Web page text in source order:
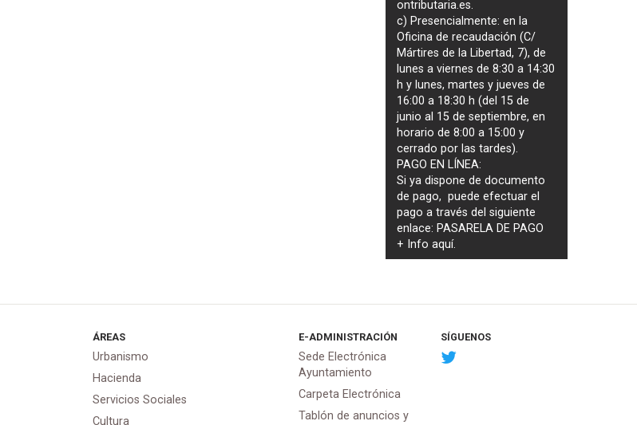
ontributaria.es.
c) Presencialmente: en la
Oficina de recaudación (C/
Mártires de la Libertad, 7), de
lunes a viernes de 8:30 a 14:30
h y lunes, martes y jueves de
16:00 a 18:30 h (del 15 de
junio al 15 de septiembre, en
horario de 8:00 a 15:00 y
cerrado por las tardes).
PAGO EN LÍNEA:
Si ya dispone de documento
de pago, puede efectuar el
pago a través del siguiente
enlace: PASARELA DE PAGO
+ Infoaquí.
ÁREAS
Urbanismo
Hacienda
Servicios Sociales
Cultura
E-ADMINISTRACIÓN
Sede Electrónica
Ayuntamiento
Carpeta Electrónica
Tablón de anuncios y
SÍGUENOS